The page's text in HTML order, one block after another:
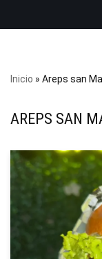
Inicio » Areps san
AREPS SAN